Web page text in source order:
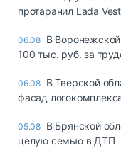
протаранил Lada
06.08 В
100 тыс. руб. за
06.08 В Тверской
фасад
05.08 В Брянской
целую семью в ДТП